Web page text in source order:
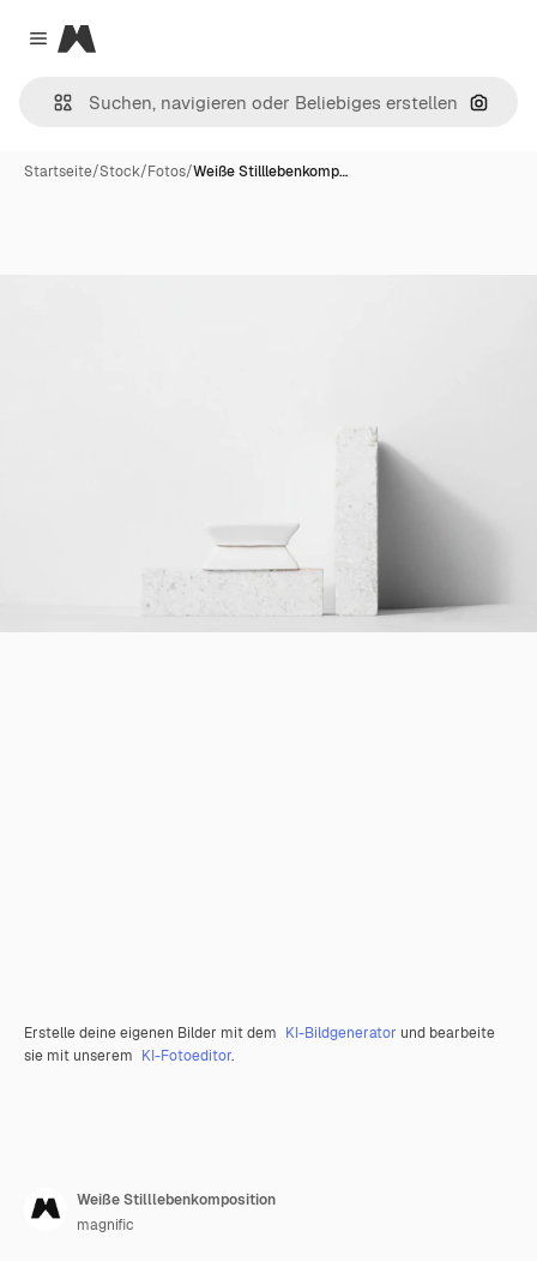
Close menu
Magnific
Nach
Startseite/Stock/Fotos/Weiße Stilllebenkomp…
Erstelle deine eigenen Bilder mit dem KI-Bildgenerator und bearbeite
sie mit unserem KI-Fotoeditor.
Weiße Stilllebenkomposition
magnific